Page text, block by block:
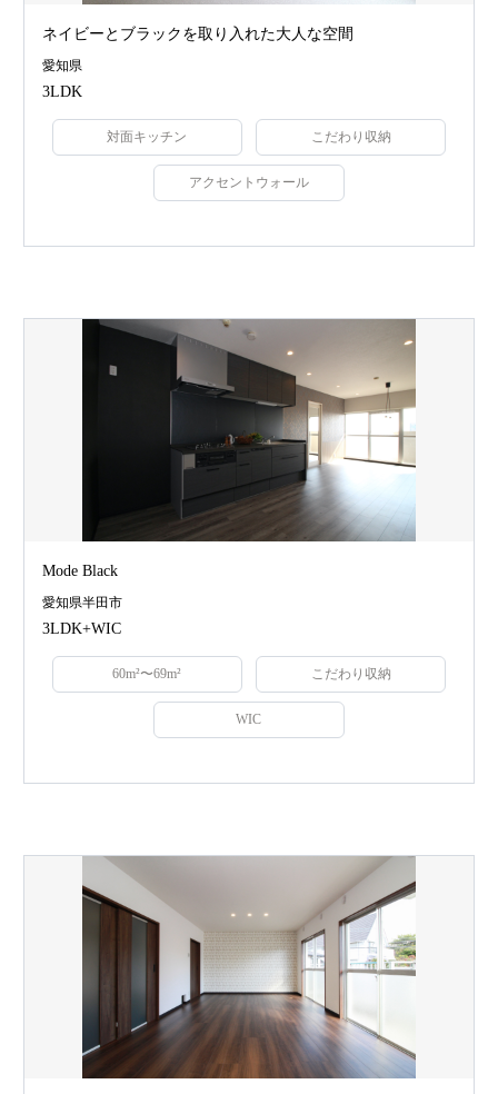
ネイビーとブラックを取り入れた大人な空間
愛知県
3LDK
対面キッチン こだわり収納
アクセントウォール
Mode Black
愛知県半田市
3LDK+WIC
60m²〜69m² こだわり収納
WIC